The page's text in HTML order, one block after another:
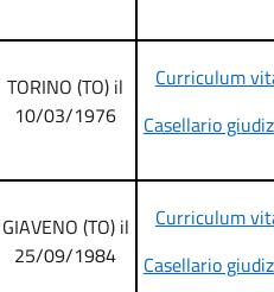
TORINO (TO) il
10/03/1976
Curriculum
Casellario
GIAVENO (TO) il
25/09/1984
Curriculum
Casellario